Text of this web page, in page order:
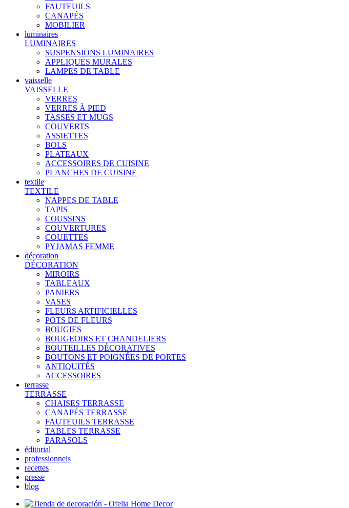
FAUTEUILS
CANAPÉS
MOBILIER
luminaires
LUMINAIRES
SUSPENSIONS LUMINAIRES
APPLIQUES MURALES
LAMPES DE TABLE
vaisselle
VAISSELLE
VERRES
VERRES À PIED
TASSES ET MUGS
COUVERTS
ASSIETTES
BOLS
PLATEAUX
ACCESSOIRES DE CUISINE
PLANCHES DE CUISINE
textile
TEXTILE
NAPPES DE TABLE
TAPIS
COUSSINS
COUVERTURES
COUETTES
PYJAMAS FEMME
décoration
DÉCORATION
MIROIRS
TABLEAUX
PANIERS
VASES
FLEURS ARTIFICIELLES
POTS DE FLEURS
BOUGIES
BOUGEOIRS ET CHANDELIERS
BOUTEILLES DÉCORATIVES
BOUTONS ET POIGNÉES DE PORTES
ANTIQUITÉS
ACCESSOIRES
terrasse
TERRASSE
CHAISES TERRASSE
CANAPÉS TERRASSE
FAUTEUILS TERRASSE
TABLES TERRASSE
PARASOLS
éditorial
professionnels
recettes
presse
blog